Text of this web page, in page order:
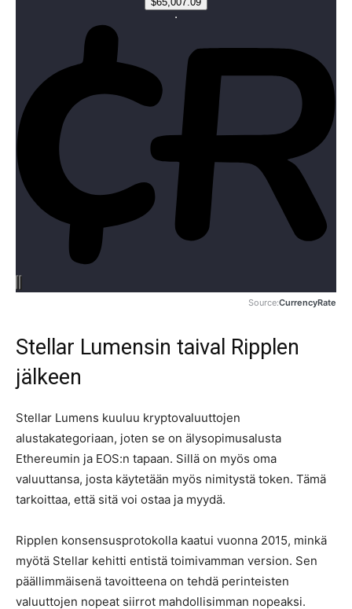
Source:CurrencyRate
Stellar Lumensin taival Ripplen
jälkeen
Stellar Lumens kuuluu kryptovaluuttojen
alustakategoriaan, joten se on älysopimusalusta
Ethereumin ja EOS:n tapaan. Sillä on myös oma
valuuttansa, josta käytetään myös nimitystä token. Tämä
tarkoittaa, että sitä voi ostaa ja myydä.
Ripplen konsensusprotokolla kaatui vuonna 2015, minkä
myötä Stellar kehitti entistä toimivamman version. Sen
päällimmäisenä tavoitteena on tehdä perinteisten
valuuttojen nopeat siirrot mahdollisimman nopeaksi.